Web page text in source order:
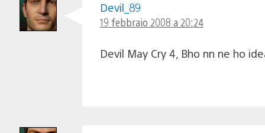
Devil_89
19 febbraio 2008 a 20:24
Devil May Cry 4, Bho nn ne ho